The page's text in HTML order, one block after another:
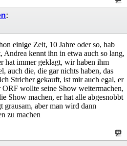
:
einige Zeit, 10 Jahre oder so, hab
Andrea kennt ihn in etwa auch so lang,
hat immer geklagt, wir haben ihm
auch die, die gar nichts haben, das
Stricher gekauft, ist mir auch egal, er
wollte seine Show weitermachen,
Show machen, er hat alle abgesnobbt
aber man wird dann
zu machen